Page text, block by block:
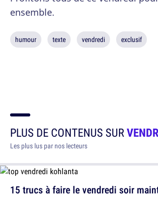
ensemble.
humour texte vendredi exclusif
PLUS DE CONTENUS SUR
Les plus lus par nos lecteurs
15 trucs à faire le vendredi soir